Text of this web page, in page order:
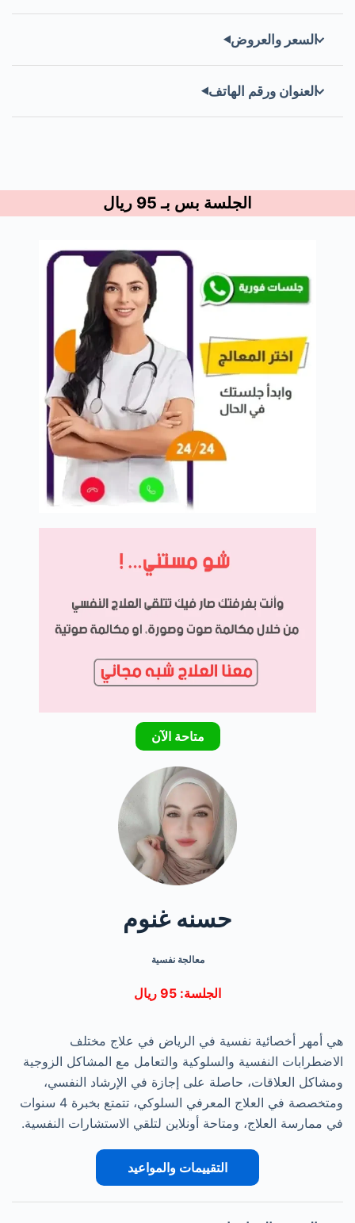
السعر والعروض
العنوان ورقم الهاتف
الجلسة بس بـ 95 ريال
متاحة الآن
حسنه غنوم
معالجة نفسية
الجلسة: 95 ريال
هي أمهر أخصائية نفسية في الرياض في علاج مختلف
الاضطرابات النفسية والسلوكية والتعامل مع المشاكل الزوجية
ومشاكل العلاقات، حاصلة على إجازة في الإرشاد النفسي،
ومتخصصة في العلاج المعرفي السلوكي، تتمتع بخبرة 4 سنوات
في ممارسة العلاج، ومتاحة أونلاين لتلقي الاستشارات النفسية.
التقييمات والمواعيد